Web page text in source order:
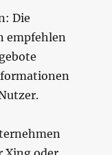
Die
empfehlen